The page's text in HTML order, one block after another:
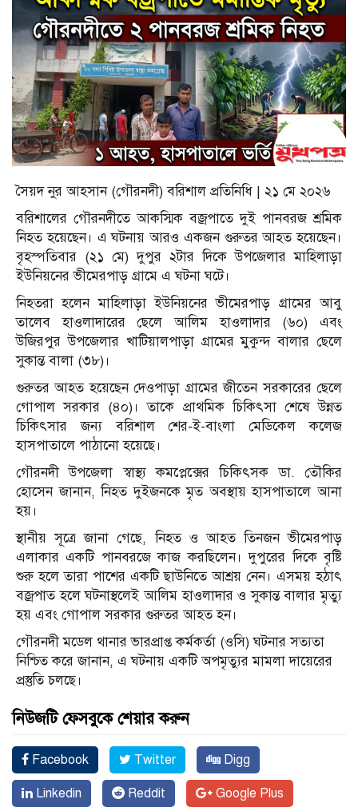
সৈয়দ নুর আহসান (গৌরনদী) বরিশাল প্রতিনিধি | ২১ মে ২০২৬
বরিশালের গৌরনদীতে আকস্মিক বজ্রপাতে দুই পানবরজ শ্রমিক
নিহত হয়েছেন। এ ঘটনায় আরও একজন গুরুতর আহত হয়েছেন।
বৃহস্পতিবার (২১ মে) দুপুর ২টার দিকে উপজেলার মাহিলাড়া
ইউনিয়নের ভীমেরপাড় গ্রামে এ ঘটনা ঘটে।
নিহতরা হলেন মাহিলাড়া ইউনিয়নের ভীমেরপাড় গ্রামের আবু
তালেব হাওলাদারের ছেলে আলিম হাওলাদার (৬০) এবং
উজিরপুর উপজেলার খাটিয়ালপাড়া গ্রামের মুকুন্দ বালার ছেলে
সুকান্ত বালা (৩৮)।
গুরুতর আহত হয়েছেন দেওপাড়া গ্রামের জীতেন সরকারের ছেলে
গোপাল সরকার (৪০)। তাকে প্রাথমিক চিকিৎসা শেষে উন্নত
চিকিৎসার জন্য বরিশাল শের-ই-বাংলা মেডিকেল কলেজ
হাসপাতালে পাঠানো হয়েছে।
গৌরনদী উপজেলা স্বাস্থ্য কমপ্লেক্সের চিকিৎসক ডা. তৌকির
হোসেন জানান, নিহত দুইজনকে মৃত অবস্থায় হাসপাতালে আনা
হয়।
স্থানীয় সূত্রে জানা গেছে, নিহত ও আহত তিনজন ভীমেরপাড়
এলাকার একটি পানবরজে কাজ করছিলেন। দুপুরের দিকে বৃষ্টি
শুরু হলে তারা পাশের একটি ছাউনিতে আশ্রয় নেন। এসময় হঠাৎ
বজ্রপাত হলে ঘটনাস্থলেই আলিম হাওলাদার ও সুকান্ত বালার মৃত্যু
হয় এবং গোপাল সরকার গুরুতর আহত হন।
গৌরনদী মডেল থানার ভারপ্রাপ্ত কর্মকর্তা (ওসি) ঘটনার সত্যতা
নিশ্চিত করে জানান, এ ঘটনায় একটি অপমৃত্যুর মামলা দায়েরের
প্রস্তুতি চলছে।
নিউজটি ফেসবুকে শেয়ার করুন
Facebook Twitter Digg
Linkedin Reddit Google Plus